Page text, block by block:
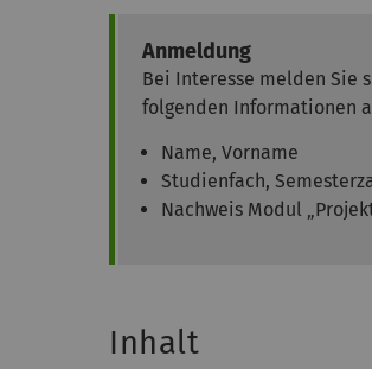
Anmeldung
Bei Interesse melden Sie
folgenden Informationen
Name, Vorname
Studienfach,
Nachweis Modul
Inhalt